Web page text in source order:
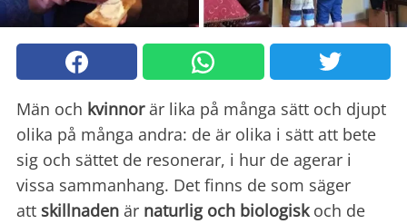
Män och kvinnorär lika på många sätt och djupt
olika på många andra: de är olika i sätt att bete
sig och sättet de resonerar, i hur de agerar i
vissa sammanhang. Det finns de som säger
att skillnaden är naturlig och biologiskoch de